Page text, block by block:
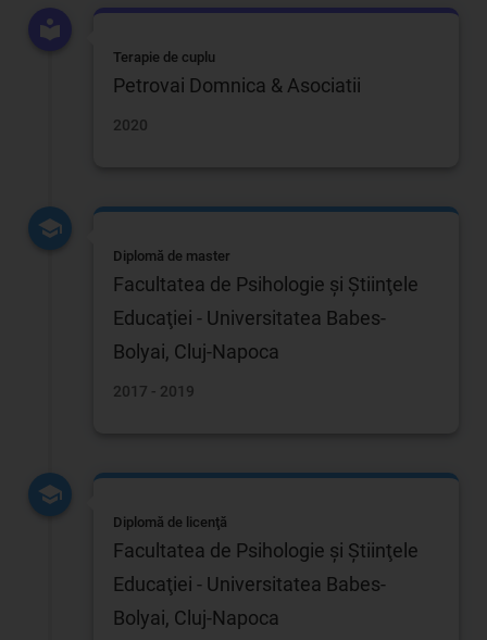
Terapie de cuplu
Petrovai Domnica & Asociatii
2020
Diplomă de master
Facultatea de Psihologie şi Ştiinţele
Educaţiei - Universitatea Babes-
Bolyai, Cluj-Napoca
2017 - 2019
Diplomă de licenţă
Facultatea de Psihologie şi Ştiinţele
Educaţiei - Universitatea Babes-
Bolyai, Cluj-Napoca